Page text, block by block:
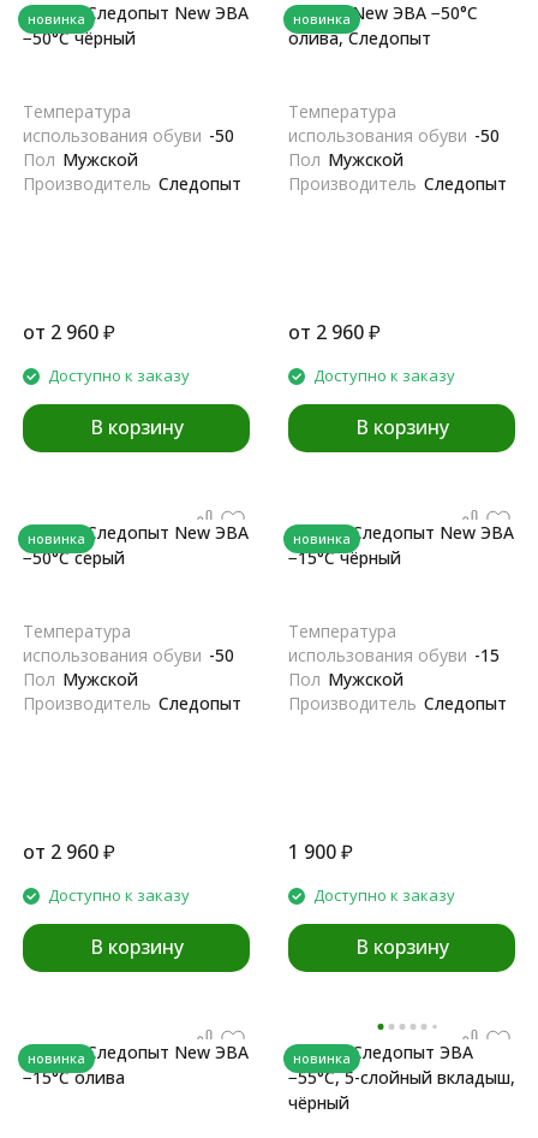
новинка
Сапоги Следопыт New ЭВА
−50°С чёрный
Температура
использования обуви -50
Пол Мужской
Производитель Следопыт
от 2 960₽
Доступно к заказу
В корзину
новинка
Сапоги New ЭВА −50°С
олива, Следопыт
Температура
использования обуви -50
Пол Мужской
Производитель Следопыт
от 2 960₽
Доступно к заказу
В корзину
новинка
Сапоги Следопыт New ЭВА
−50°С серый
Температура
использования обуви -50
Пол Мужской
Производитель Следопыт
от 2 960₽
Доступно к заказу
В корзину
новинка
Сапоги Следопыт New ЭВА
−15°С чёрный
Температура
использования обуви -15
Пол Мужской
Производитель Следопыт
1 900₽
Доступно к заказу
В корзину
новинка
Сапоги Следопыт New ЭВА
−15°С олива
новинка
Сапоги Следопыт ЭВА
−55°С, 5-слойный вкладыш,
чёрный